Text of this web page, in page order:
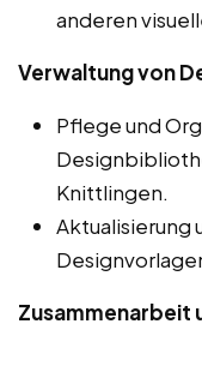
anderen
Verwaltung von
Pflege und
Knittlingen.
Aktualisierung
Zusammenarbeit